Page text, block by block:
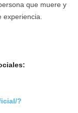
que muere y
?